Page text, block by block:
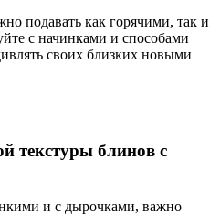
подавать как горячими, так и
с начинками и способами
своих близких новыми
текстуры блинов с
и с дырочками, важно